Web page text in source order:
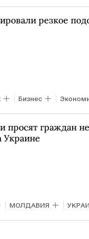
подсолнечное
резкое
Бизнес
просят граждан
Украине
МОЛДАВИЯ